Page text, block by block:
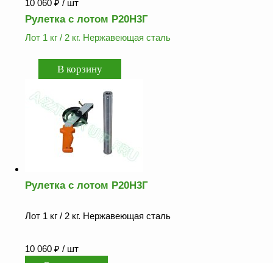
10 060 ₽ / шт
Рулетка с лотом Р20Н3Г
Лот 1 кг / 2 кг. Нержавеющая сталь
Рулетка с лотом Р20Н3Г
Лот 1 кг / 2 кг. Нержавеющая сталь
10 060 ₽ / шт